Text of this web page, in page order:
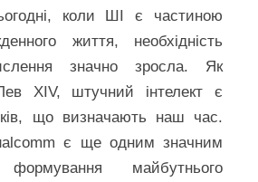
коли ШІ є частиною
життя, необхідність
значно зросла. Як
XIV, штучний інтелект є
що визначають наш час.
є ще одним значним
майбутнього